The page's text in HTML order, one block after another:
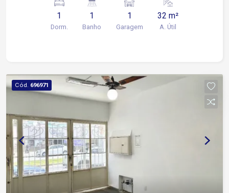
vaga de garagem descoberta Prédio com
elevador O Liberty oferece: Lavanderia com
máquina lava e seca Academia 24 horas Salão de
do SESC A 4 minutos da Faculdade de Direito ?
FADI A 6 minutos do Hospital Evangélico A 7
minutos do Poupatempo e Terminal São Paulo
Perfeito para quem busca praticidade, conforto e
mobilidade. Agende sua visita!
1
Dorm.
1
Banho
1
Garagem
32 m²
A. Útil
Cód. 696971